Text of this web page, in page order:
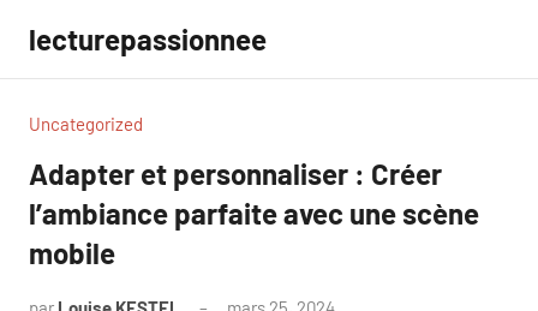
contenu
lecturepassionnee
Uncategorized
Adapter et personnaliser : Créer
l’ambiance parfaite avec une scène
mobile